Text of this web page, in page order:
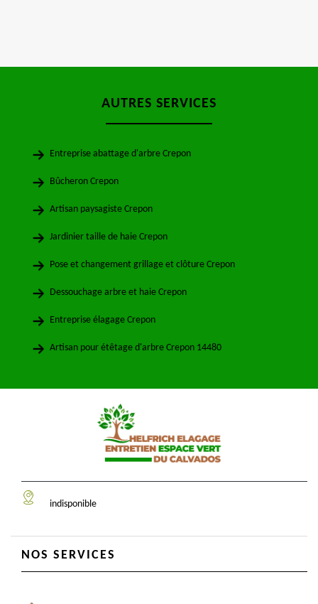
AUTRES SERVICES
Entreprise abattage d'arbre Crepon
Bûcheron Crepon
Artisan paysagiste Crepon
Jardinier taille de haie Crepon
Pose et changement grillage et clôture Crepon
Dessouchage arbre et haie Crepon
Entreprise élagage Crepon
Artisan pour étêtage d'arbre Crepon 14480
indisponible
NOS SERVICES